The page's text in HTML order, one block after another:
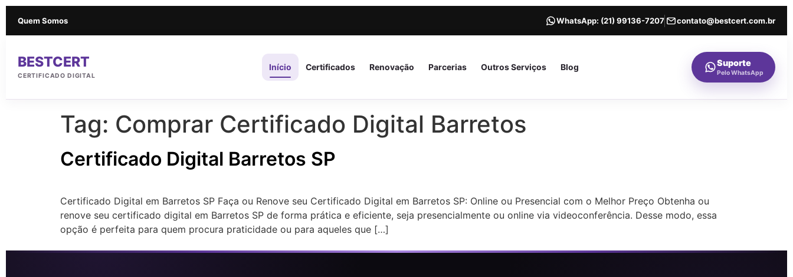
Quem Somos WhatsApp: (21) 99136-7207 contato@bestcert.com.br
BESTCERT
CERTIFICADO DIGITAL
Início Certificados Renovação Parcerias Outros Serviços Blog Suporte
Pelo WhatsApp
Tag: Comprar Certificado Digital Barretos
Certificado Digital Barretos SP
Certificado Digital em Barretos SP Faça ou Renove seu Certificado Digital em Barretos SP: Online ou Presencial com o Melhor Preço Obtenha ou
renove seu certificado digital em Barretos SP de forma prática e eficiente, seja presencialmente ou online via videoconferência. Desse modo, essa
opção é perfeita para quem procura praticidade ou para aqueles que […]